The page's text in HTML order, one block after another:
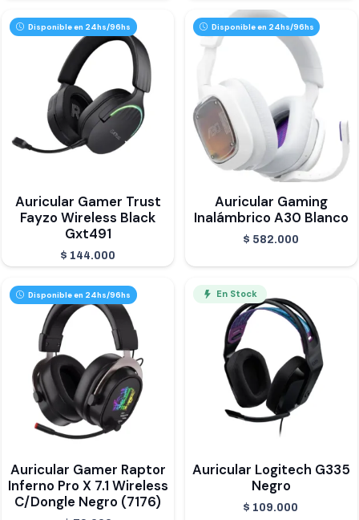
Disponible en 24hs/96hs
Auricular Gamer Trust
Fayzo Wireless Black
Gxt491
$ 144.000
Disponible en 24hs/96hs
Auricular Gaming
Inalámbrico A30 Blanco
$ 582.000
Disponible en 24hs/96hs
Auricular Gamer Raptor
Inferno Pro X 7.1 Wireless
C/Dongle Negro (7176)
En Stock
Auricular Logitech G335
Negro
$ 109.000